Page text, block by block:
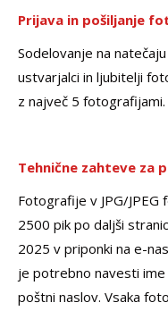
Prijava in pošiljanje
Sodelovanje na
ustvarjalci in ljubitelji
z največ 5 fotografijami.
Tehnične zahteve za
Fotografije v JPG/
2500 pik po daljši
2025 v priponki na e-
je potrebno navesti
poštni naslov. Vsaka